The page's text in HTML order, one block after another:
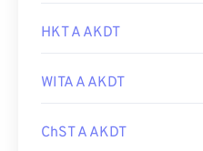
HKT A AKDT
WITA A AKDT
ChST A AKDT